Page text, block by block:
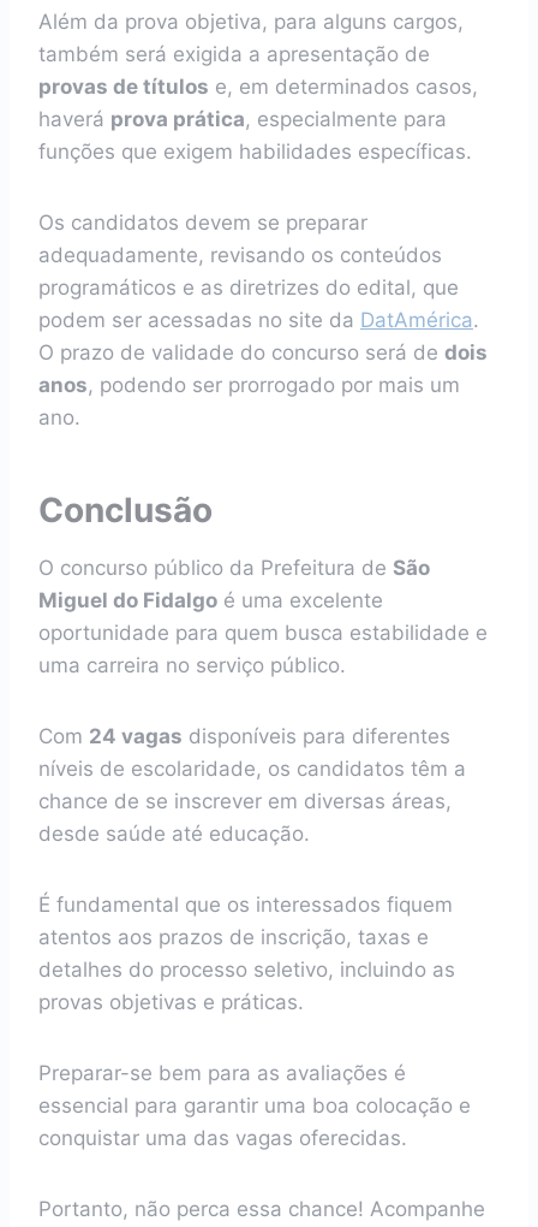
Além da prova objetiva, para alguns cargos,
também será exigida a apresentação de
provas de títulos e, em determinados casos,
haverá prova prática, especialmente para
funções que exigem habilidades específicas.
Os candidatos devem se preparar
adequadamente, revisando os conteúdos
programáticos e as diretrizes do edital, que
podem ser acessadas no site da DatAmérica.
O prazo de validade do concurso será de dois
anos, podendo ser prorrogado por mais um
ano.
Conclusão
O concurso público da Prefeitura de São
Miguel do Fidalgo é uma excelente
oportunidade para quem busca estabilidade e
uma carreira no serviço público.
Com 24 vagas disponíveis para diferentes
níveis de escolaridade, os candidatos têm a
chance de se inscrever em diversas áreas,
desde saúde até educação.
É fundamental que os interessados fiquem
atentos aos prazos de inscrição, taxas e
detalhes do processo seletivo, incluindo as
provas objetivas e práticas.
Preparar-se bem para as avaliações é
essencial para garantir uma boa colocação e
conquistar uma das vagas oferecidas.
Portanto, não perca essa chance! Acompanhe